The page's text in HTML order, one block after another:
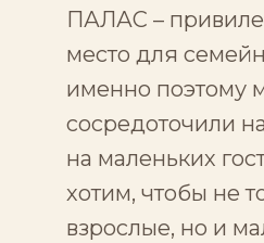
ПАЛАС –
место для
именно поэтому
сосредоточили
на маленьких
хотим, чтобы не
взрослые, но и